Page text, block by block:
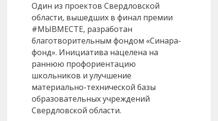
Один из проектов Свердловской
области, вышедших в финал премии
#МЫВМЕСТЕ, разработан
благотворительным фондом «Синара-
фонд». Инициатива нацелена на
раннюю профориентацию
школьников и улучшение
материально-технической базы
образовательных учреждений
Свердловской области.